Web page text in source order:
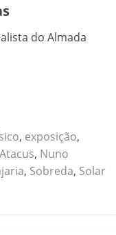
do Almada
, exposição,
, Nuno
, Sobreda, Solar